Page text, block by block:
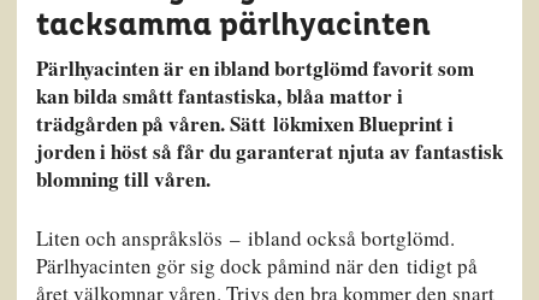
tacksamma pärlhyacinten
Pärlhyacinten är en ibland bortglömd favorit som
kan bilda smått fantastiska, blåa mattor i
trädgården på våren. Sätt lökmixen Blueprint i
jorden i höst så får du garanterat njuta av fantastisk
blomning till våren.
Liten och anspråkslös – ibland också bortglömd.
Pärlhyacinten gör sig dock påmind när den tidigt på
året välkomnar våren. Trivs den bra kommer den snart